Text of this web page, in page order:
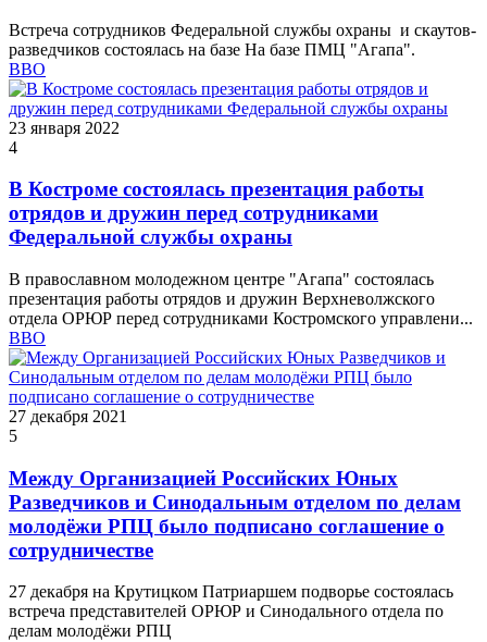
Встреча сотрудников Федеральной службы охраны и скаутов-
разведчиков состоялась на базе На базе ПМЦ "Агапа".
ВВО
23 января 2022
4
В Костроме состоялась презентация работы
отрядов и дружин перед сотрудниками
Федеральной службы охраны
В православном молодежном центре "Агапа" состоялась
презентация работы отрядов и дружин Верхневолжского
отдела ОРЮР перед сотрудниками Костромского управлени...
ВВО
27 декабря 2021
5
Между Организацией Российских Юных
Разведчиков и Синодальным отделом по делам
молодёжи РПЦ было подписано соглашение о
сотрудничестве
27 декабря на Крутицком Патриаршем подворье состоялась
встреча представителей ОРЮР и Синодального отдела по
делам молодёжи РПЦ